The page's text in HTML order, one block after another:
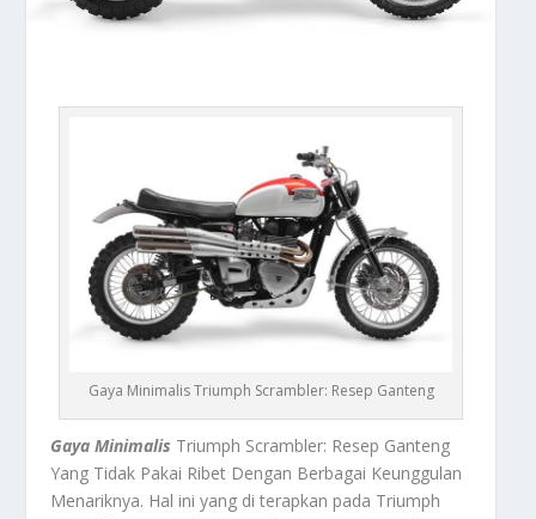
Gaya Minimalis Triumph Scrambler: Resep Ganteng
Gaya Minimalis Triumph Scrambler: Resep Ganteng
Yang Tidak Pakai Ribet Dengan Berbagai Keunggulan
Menariknya. Hal ini yang di terapkan pada Triumph